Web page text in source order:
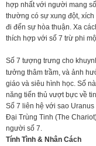
hợp nhất với người mang
thường có sự xung đột,
đi đến sự hòa thuận. Xa
thích hợp với số 7 trừ phi
Số 7 tượng trưng cho
tưởng thâm trầm, và ảnh
giáo và siêu hình học. Số
năng tiến thủ vượt bực về
Số 7 liên hệ với sao
Đại Trùng Tinh (The
người số 7.
Tính Tình & Nhân Cách